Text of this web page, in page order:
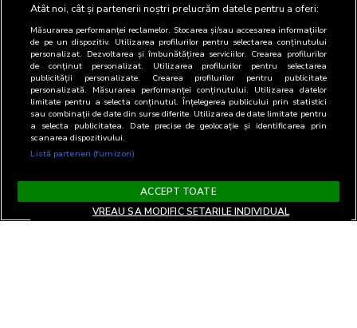
Atât noi, cât și partenerii noștri prelucrăm datele pentru a oferi:
Măsurarea performanței reclamelor. Stocarea și/sau accesarea informațiilor
de pe un dispozitiv. Utilizarea profilurilor pentru selectarea conținutului
personalizat. Dezvoltarea și îmbunătățirea serviciilor. Crearea profilurilor
de conținut personalizat. Utilizarea profilurilor pentru selectarea
publicității personalizate. Crearea profilurilor pentru publicitate
personalizată. Măsurarea performanței conținutului. Utilizarea datelor
limitate pentru a selecta conținutul. Înțelegerea publicului prin statistici
sau combinații de date din surse diferite. Utilizarea de date limitate pentru
a selecta publicitatea. Date precise de geolocație și identificarea prin
scanarea dispozitivului.
Listă parteneri (furnizori)
ACCEPT TOATE
VREAU SA MODIFIC SETARILE INDIVIDUAL